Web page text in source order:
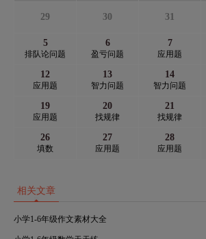
29 30 31
5
排队论问题
6
盈亏问题
7
应用题
12
应用题
13
智力问题
14
智力问题
19
应用题
20
找规律
21
找规律
26
填数
27
应用题
28
应用题
相关文章
小学1-6年级作文素材大全